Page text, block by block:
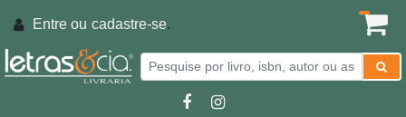
Entre ou cadastre-se.